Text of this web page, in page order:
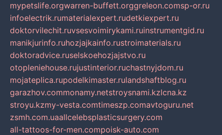
mypetslife.orgwarren-buffett.orggreleon.comsp-or.ru
infoelectrik.rumaterialexpert.rudetkiexpert.ru
doktorvilechit.ruvsesvoimirykami.ruinstrumentgid.ru
manikjurinfo.ruhozjajkainfo.rustroimaterials.ru
doktoradvice.ruselskoehozjajstvo.ru
otopleniehouse.rujustinterior.ruchastnyjdom.ru
mojateplica.rupodelkimaster.rulandshaftblog.ru
garazhov.commonamy.netstroysnami.kzlcna.kz
stroyu.kzmy-vesta.comtimeszp.comavtoguru.net
zsmh.com.uaallcelebsplasticsurgery.com
all-tattoos-for-men.compoisk-auto.com